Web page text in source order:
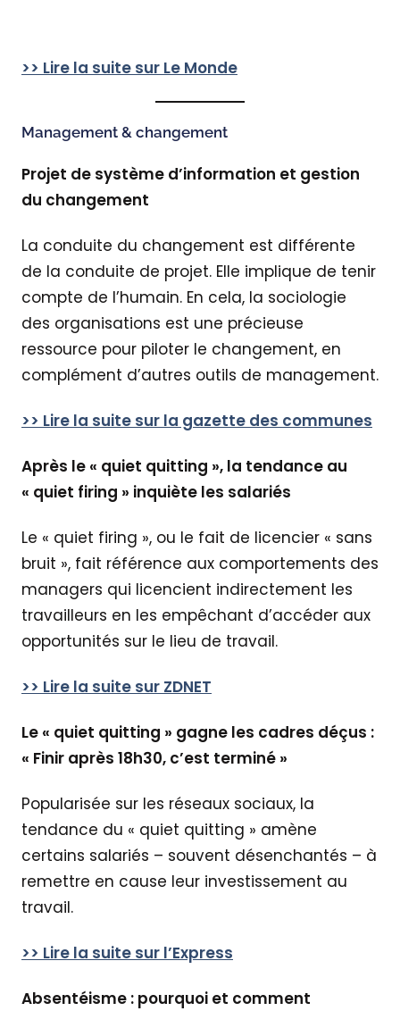
>> Lire la suite sur Le Monde
Management & changement
Projet de système d’information et gestion
du changement
La conduite du changement est différente
de la conduite de projet. Elle implique de tenir
compte de l’humain. En cela, la sociologie
des organisations est une précieuse
ressource pour piloter le changement, en
complément d’autres outils de management.
>> Lire la suite sur la gazette des communes
Après le « quiet quitting », la tendance au
« quiet firing » inquiète les salariés
Le « quiet firing », ou le fait de licencier « sans
bruit », fait référence aux comportements des
managers qui licencient indirectement les
travailleurs en les empêchant d’accéder aux
opportunités sur le lieu de travail.
>> Lire la suite sur ZDNET
Le « quiet quitting » gagne les cadres déçus :
« Finir après 18h30, c’est terminé »
Popularisée sur les réseaux sociaux, la
tendance du « quiet quitting » amène
certains salariés – souvent désenchantés – à
remettre en cause leur investissement au
travail.
>> Lire la suite sur l’Express
Absentéisme : pourquoi et comment